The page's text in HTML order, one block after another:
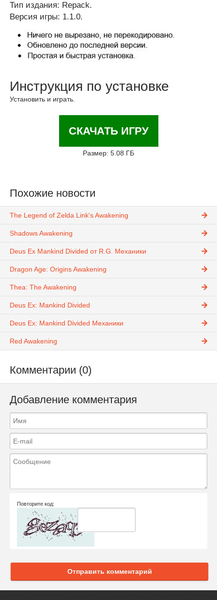
Тип издания: Repack.
Версия игры: 1.1.0.
Инструкция по установке
Установить и играть.
СКАЧАТЬ ИГРУ
Размер: 5.08 ГБ
Похожие новости
The Legend of Zelda Link's Awakening
Shadows Awakening
Deus Ex Mankind Divided от R.G. Механики
Dragon Age: Origins Awakening
Thea: The Awakening
Deus Ex: Mankind Divided
Deus Ex: Mankind Divided Механики
Red Awakening
Комментарии (0)
Добавление комментария
Повторите код:
Отправить комментарий